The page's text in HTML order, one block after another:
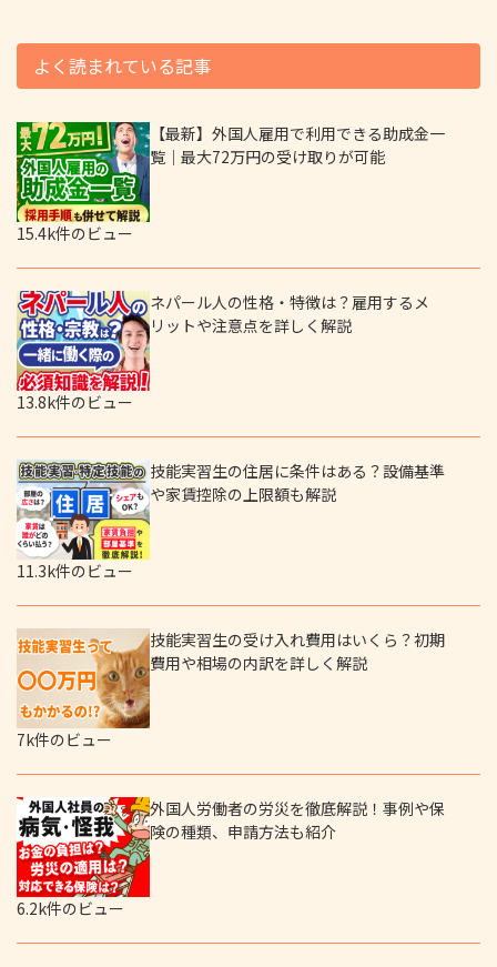
よく読まれている記事
【最新】外国人雇用で利用できる助成金一
覧｜最大72万円の受け取りが可能
15.4k件のビュー
ネパール人の性格・特徴は？雇用するメ
リットや注意点を詳しく解説
13.8k件のビュー
技能実習生の住居に条件はある？設備基準
や家賃控除の上限額も解説
11.3k件のビュー
技能実習生の受け入れ費用はいくら？初期
費用や相場の内訳を詳しく解説
7k件のビュー
外国人労働者の労災を徹底解説！事例や保
険の種類、申請方法も紹介
6.2k件のビュー